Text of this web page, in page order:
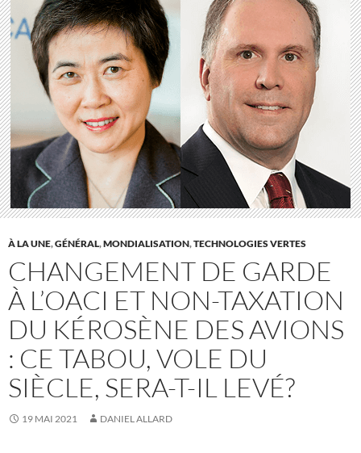
À LA UNE,GÉNÉRAL,MONDIALISATION,TECHNOLOGIES VERTES
CHANGEMENT DE GARDE
À L’OACI ET NON-TAXATION
DU KÉROSÈNE DES AVIONS
: CE TABOU, VOLE DU
SIÈCLE, SERA-T-IL LEVÉ?
19 MAI 2021 DANIEL ALLARD